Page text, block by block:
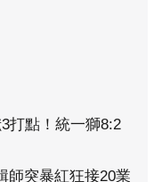
打點！統一獅8:2
師突暴紅狂接20業